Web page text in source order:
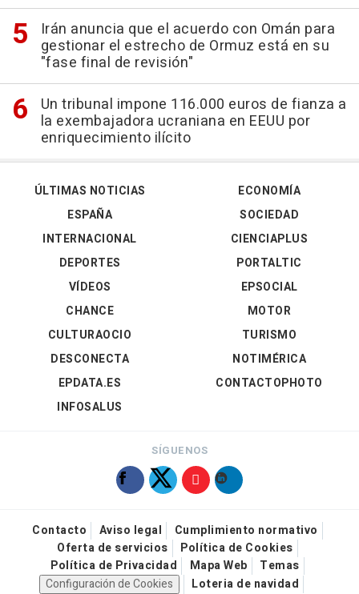
Irán anuncia que el acuerdo con Omán para
gestionar el estrecho de Ormuz está en su
"fase final de revisión"
Un tribunal impone 116.000 euros de fianza a
la exembajadora ucraniana en EEUU por
enriquecimiento ilícito
ÚLTIMAS NOTICIAS
ESPAÑA
INTERNACIONAL
DEPORTES
VÍDEOS
ECONOMÍA
SOCIEDAD
CIENCIAPLUS
PORTALTIC
EPSOCIAL
CHANCE
CULTURAOCIO
DESCONECTA
EPDATA.ES
INFOSALUS
MOTOR
TURISMO
NOTIMÉRICA
CONTACTOPHOTO
SÍGUENOS
Contacto Aviso legal
Cumplimiento normativo
Oferta de servicios
Política de Cookies
Política de Privacidad
Mapa Web
Temas
Configuración de Cookies
Loteria de navidad